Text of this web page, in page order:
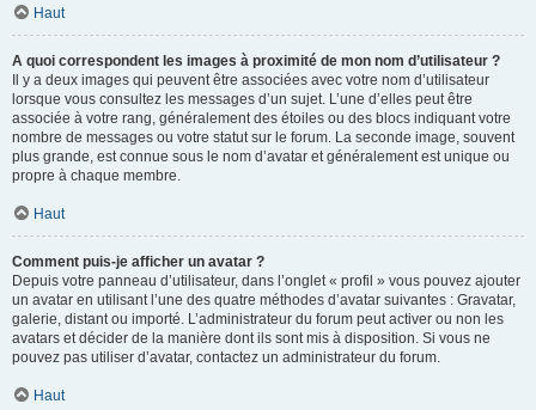
Haut
A quoi correspondent les images à proximité de mon nom d’utilisateur ?
Il y a deux images qui peuvent être associées avec votre nom d’utilisateur
lorsque vous consultez les messages d’un sujet. L’une d’elles peut être
associée à votre rang, généralement des étoiles ou des blocs indiquant votre
nombre de messages ou votre statut sur le forum. La seconde image, souvent
plus grande, est connue sous le nom d’avatar et généralement est unique ou
propre à chaque membre.
Haut
Comment puis-je afficher un avatar ?
Depuis votre panneau d’utilisateur, dans l’onglet « profil » vous pouvez ajouter
un avatar en utilisant l’une des quatre méthodes d’avatar suivantes : Gravatar,
galerie, distant ou importé. L’administrateur du forum peut activer ou non les
avatars et décider de la manière dont ils sont mis à disposition. Si vous ne
pouvez pas utiliser d’avatar, contactez un administrateur du forum.
Haut